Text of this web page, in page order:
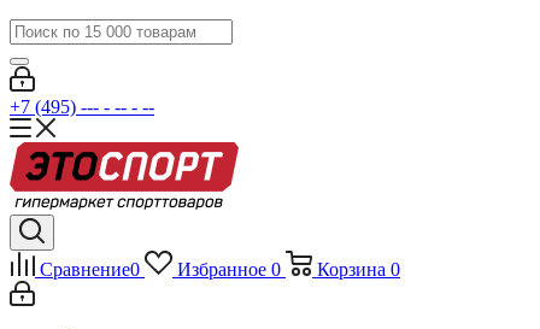
+7 (495) --- - -- - --
Сравнение0 Избранное 0 Корзина 0